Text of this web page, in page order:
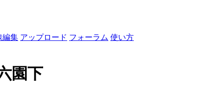
編集 アップロード フォーラム 使い方
園下